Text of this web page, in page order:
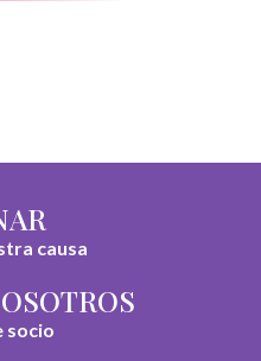
causa
socio